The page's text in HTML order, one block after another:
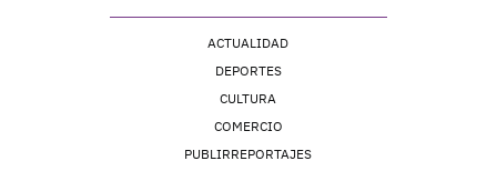
ACTUALIDAD
DEPORTES
CULTURA
COMERCIO
PUBLIRREPORTAJES